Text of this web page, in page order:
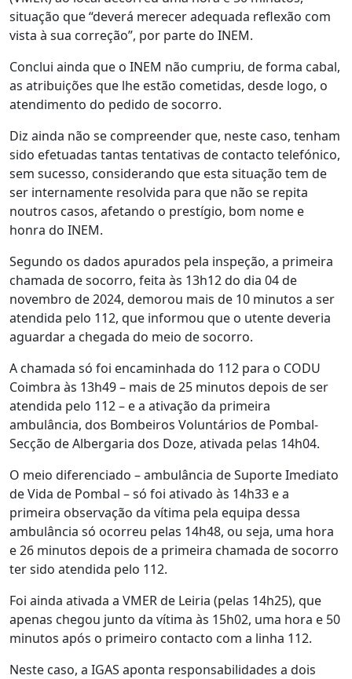
situação que “deverá merecer adequada reflexão com
vista à sua correção”, por parte do INEM.
Conclui ainda que o INEM não cumpriu, de forma cabal,
as atribuições que lhe estão cometidas, desde logo, o
atendimento do pedido de socorro.
Diz ainda não se compreender que, neste caso, tenham
sido efetuadas tantas tentativas de contacto telefónico,
sem sucesso, considerando que esta situação tem de
ser internamente resolvida para que não se repita
noutros casos, afetando o prestígio, bom nome e
honra do INEM.
Segundo os dados apurados pela inspeção, a primeira
chamada de socorro, feita às 13h12 do dia 04 de
novembro de 2024, demorou mais de 10 minutos a ser
atendida pelo 112, que informou que o utente deveria
aguardar a chegada do meio de socorro.
A chamada só foi encaminhada do 112 para o CODU
Coimbra às 13h49 – mais de 25 minutos depois de ser
atendida pelo 112 – e a ativação da primeira
ambulância, dos Bombeiros Voluntários de Pombal-
Secção de Albergaria dos Doze, ativada pelas 14h04.
O meio diferenciado – ambulância de Suporte Imediato
de Vida de Pombal – só foi ativado às 14h33 e a
primeira observação da vítima pela equipa dessa
ambulância só ocorreu pelas 14h48, ou seja, uma hora
e 26 minutos depois de a primeira chamada de socorro
ter sido atendida pelo 112.
Foi ainda ativada a VMER de Leiria (pelas 14h25), que
apenas chegou junto da vítima às 15h02, uma hora e 50
minutos após o primeiro contacto com a linha 112.
Neste caso, a IGAS aponta responsabilidades a dois